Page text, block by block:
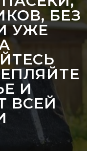
БЕЗ
УЖЕ
И
ВСЕЙ